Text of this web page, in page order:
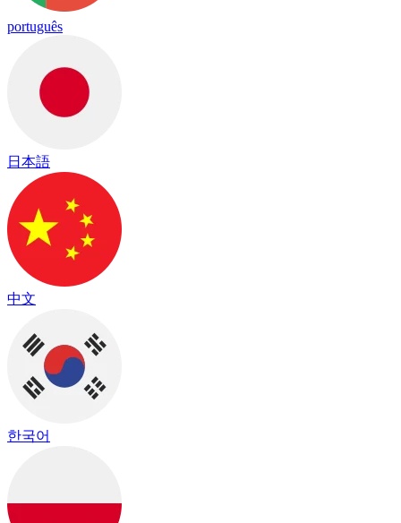
português
日本語
中文
한국어